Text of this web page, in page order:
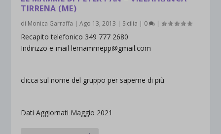
TIRRENA (ME)
di Monica Garraffa |Ago 13, 2013 | Sicilia | 0 |
Recapito telefonico 349 777 2680
Indirizzo e-mail lemammepp@gmail.com
clicca sul nome del gruppo per saperne di più
Dati Aggiornati Maggio 2021